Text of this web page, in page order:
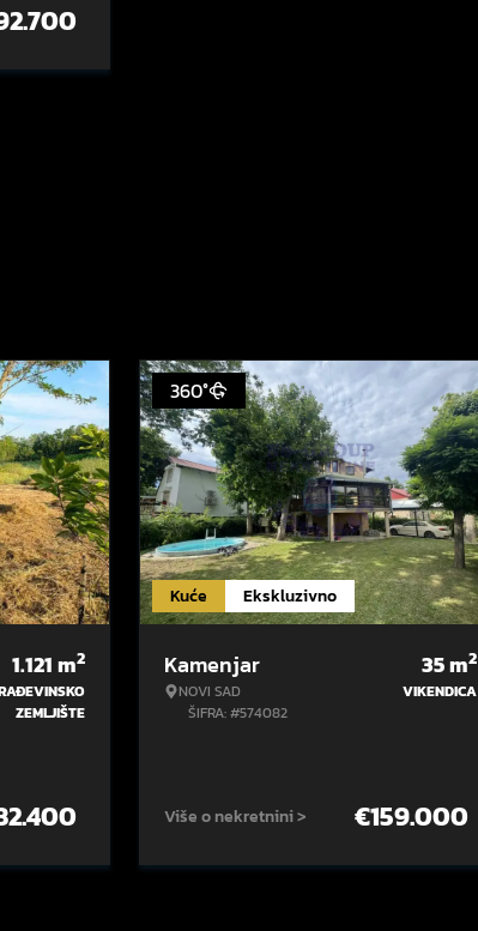
1.121m2
ZEMLJIŠTE
Kuće Ekskluzivno
360°
Kamenjar
NOVI SAD
ŠIFRA: #574082
35m2
VIKENDICA
Više o nekretnini > €159.000